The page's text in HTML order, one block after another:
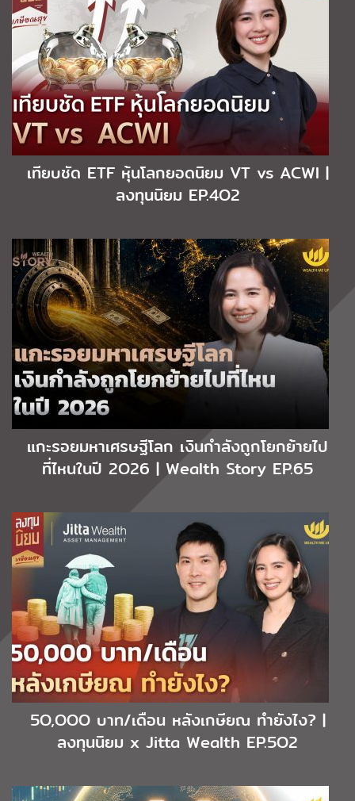
เทียบชัด ETF หุ้นโลกยอดนิยม VT vs ACWI |
ลงทุนนิยม EP.4O2
แกะรอยมหาเศรษฐีโลก เงินกำลังถูกโยกย้ายไป
ที่ไหนในปี 2O26 | Wealth Story EP.65
5O,OOO บาท/เดือน หลังเกษียณ ทำยังไง? |
ลงทุนนิยม x Jitta Wealth EP.5O2